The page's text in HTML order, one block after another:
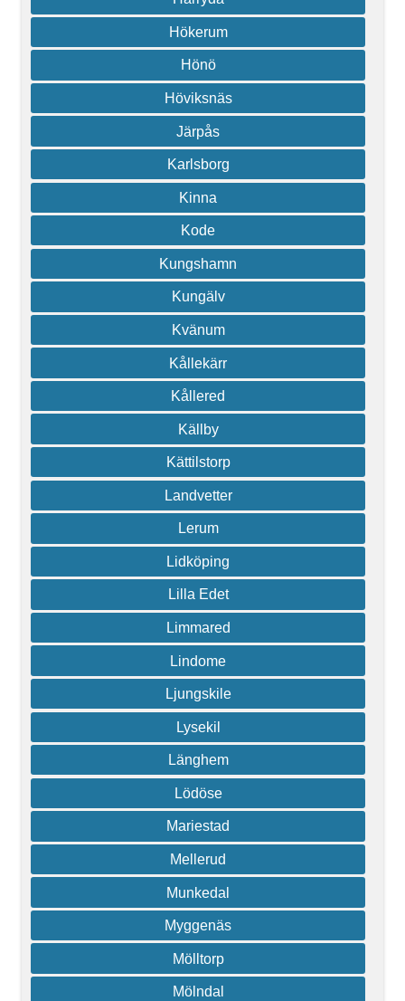
Hökerum
Hönö
Höviksnäs
Järpås
Karlsborg
Kinna
Kode
Kungshamn
Kungälv
Kvänum
Kållekärr
Kållered
Källby
Kättilstorp
Landvetter
Lerum
Lidköping
Lilla Edet
Limmared
Lindome
Ljungskile
Lysekil
Länghem
Lödöse
Mariestad
Mellerud
Munkedal
Myggenäs
Mölltorp
Mölndal